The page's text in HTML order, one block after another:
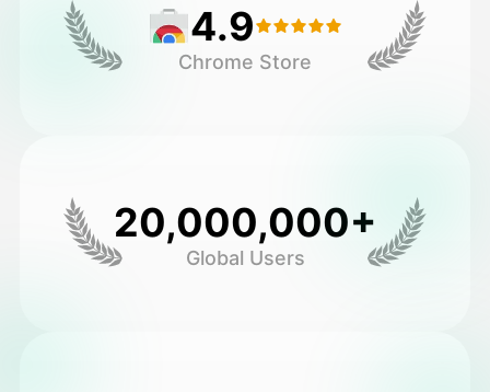
4.9
Chrome Store
20,000,000+
Global Users